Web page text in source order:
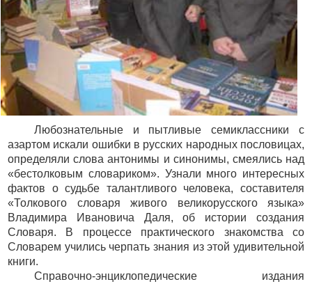
Любознательные и пытливые семиклассники с
азартом искали ошибки в русских народных пословицах,
определяли слова антонимы и синонимы, смеялись над
«бестолковым словариком». Узнали много интересных
фактов о судьбе талантливого человека, составителя
«Толкового словаря живого великорусского языка»
Владимира Ивановича Даля, об истории создания
Словаря. В процессе практического знакомства со
Словарем учились черпать знания из этой удивительной
книги.
Справочно-энциклопедические издания